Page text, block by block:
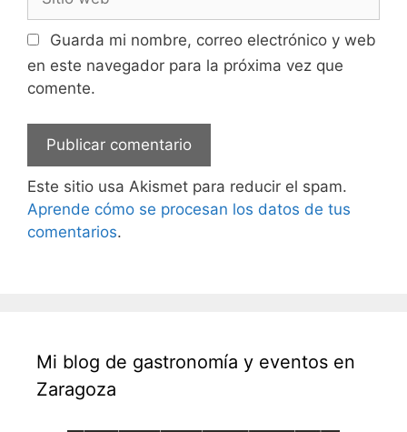
web
Guarda mi nombre, correo electrónico y web
en este navegador para la próxima vez que
comente.
Este sitio usa Akismet para reducir el spam.
Aprende cómo se procesan los datos de tus
comentarios.
Mi blog de gastronomía y eventos en
Zaragoza